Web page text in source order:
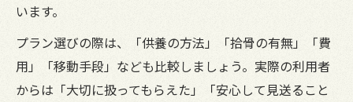
います。
プラン選びの際は、「供養の方法」「拾骨の有無」「費
用」「移動手段」なども比較しましょう。実際の利用者
からは「大切に扱ってもらえた」「安心して見送ること